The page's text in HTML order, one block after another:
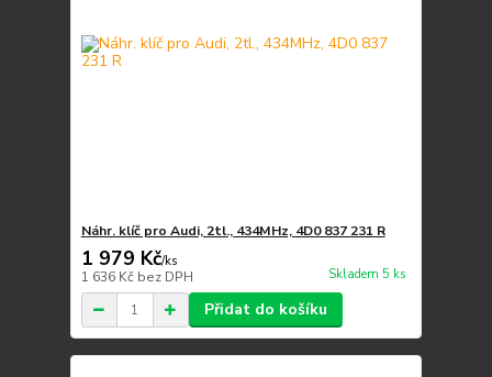
Náhr. klíč pro Audi, 2tl., 434MHz, 4D0 837 231 R
1 979 Kč/ks
1 636 Kč bez DPH Skladem 5 ks
Přidat do košíku